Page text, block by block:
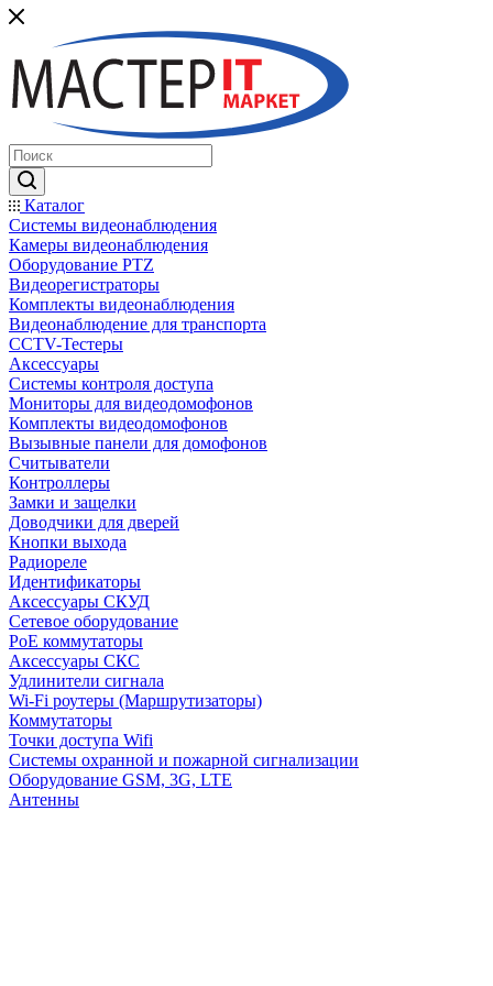
Каталог
Системы видеонаблюдения
Камеры видеонаблюдения
Оборудование PTZ
Видеорегистраторы
Комплекты видеонаблюдения
Видеонаблюдение для транспорта
CCTV-Тестеры
Аксессуары
Системы контроля доступа
Мониторы для видеодомофонов
Комплекты видеодомофонов
Вызывные панели для домофонов
Считыватели
Контроллеры
Замки и защелки
Доводчики для дверей
Кнопки выхода
Радиореле
Идентификаторы
Аксессуары СКУД
Сетевое оборудование
PoE коммутаторы
Аксессуары СКС
Удлинители сигнала
Wi-Fi роутеры (Маршрутизаторы)
Коммутаторы
Точки доступа Wifi
Системы охранной и пожарной сигнализации
Оборудование GSM, 3G, LTE
Антенны